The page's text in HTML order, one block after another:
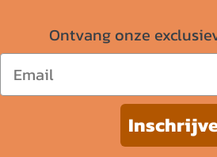
Ontvang onze
Email